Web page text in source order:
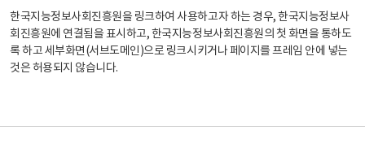
한국지능정보사회진흥원을 링크하여 사용하고자 하는 경우, 한국지능정보사
회진흥원에 연결됨을 표시하고, 한국지능정보사회진흥원의 첫 화면을 통하도
록 하고 세부화면(서브도메인)으로 링크시키거나 페이지를 프레임 안에 넣는
것은 허용되지 않습니다.